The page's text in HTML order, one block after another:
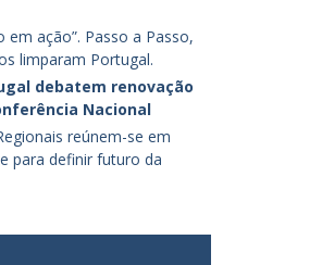
em ação”. Passo a Passo,
limparam Portugal.
debatem renovação
Nacional
reúnem-se em
para definir futuro da